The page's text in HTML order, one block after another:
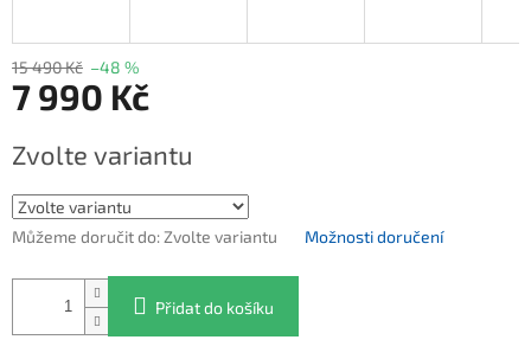
15 490 Kč –48 %
7 990 Kč
Zvolte variantu
Můžeme doručit do:Zvolte variantu Možnosti doručení
Přidat do košíku